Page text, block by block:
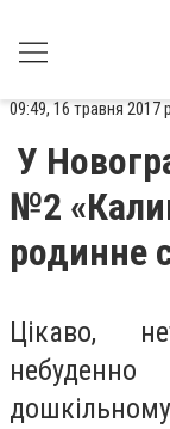
09:49, 16 травня 2017
У
№2
родинне
Цікаво,